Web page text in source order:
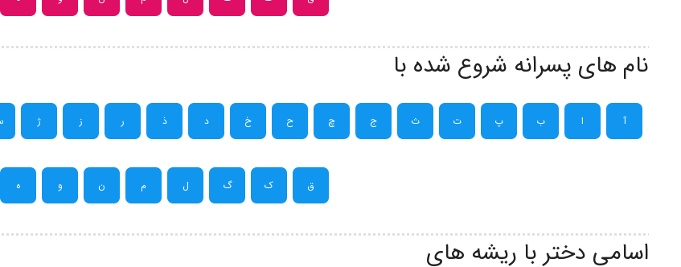
نام های پسرانه شروع شده با
آ ا ب پ ت ث ج چ ح خ د ذ ر ز ژ
ق ک گ ل م ن و ه
اسامی دختر با ریشه های